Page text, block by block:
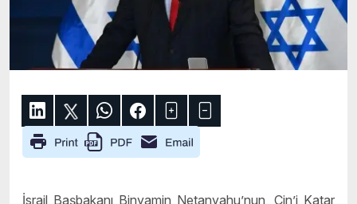
İsrail Başbakanı Binyamin Netanyahu’nun, Çin’i Katar